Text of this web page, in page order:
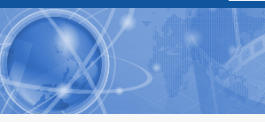
navigation